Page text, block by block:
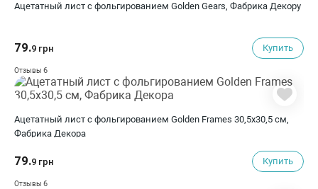
Ацетатный лист с фольгированием Golden Gears, Фабрика Декору
79.9 грн Купить
Отзывы 6
Ацетатный лист с фольгированием Golden Frames 30,5х30,5 см,
Фабрика Декора
79.9 грн Купить
Отзывы 6